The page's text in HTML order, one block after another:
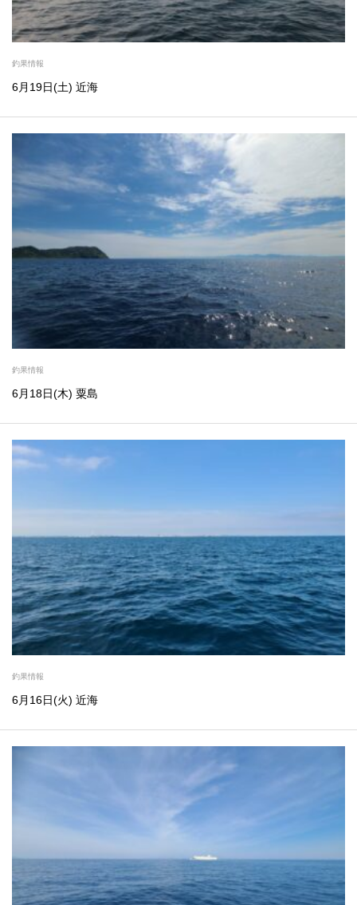
釣果情報
6月19日(土) 近海
釣果情報
6月18日(木) 粟島
釣果情報
6月16日(火) 近海